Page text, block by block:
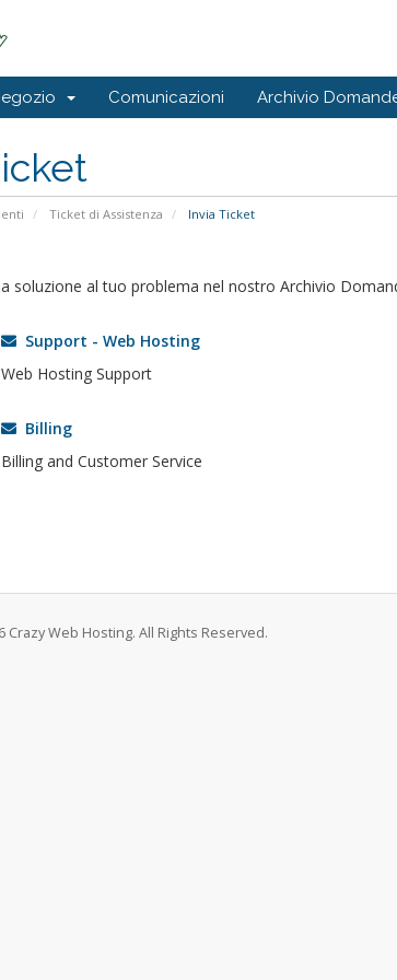
Comunicazioni Archivio
Ticket di Assistenza Invia Ticket
soluzione al tuo problema nel nostro Archivio
Support - Web Hosting
Web Hosting Support
Billing
Billing and Customer Service
Crazy Web Hosting. All Rights Reserved.